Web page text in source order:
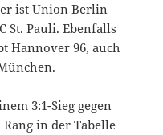
ist Union Berlin
St. Pauli. Ebenfalls
Hannover 96, auch
3:1-Sieg gegen
in der Tabelle